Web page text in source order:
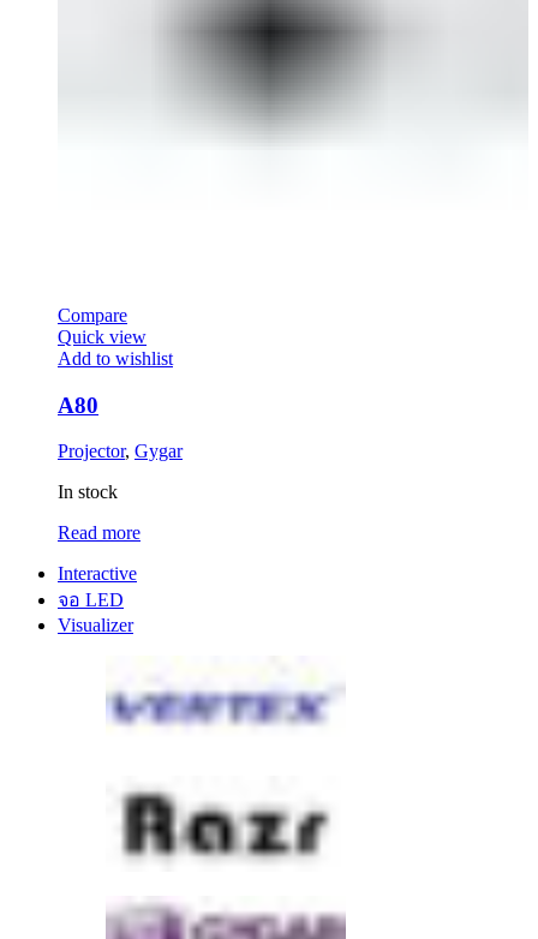
Compare
Quick view
Add to wishlist
A80
Projector, Gygar
In stock
Read more
Interactive
จอ LED
Visualizer